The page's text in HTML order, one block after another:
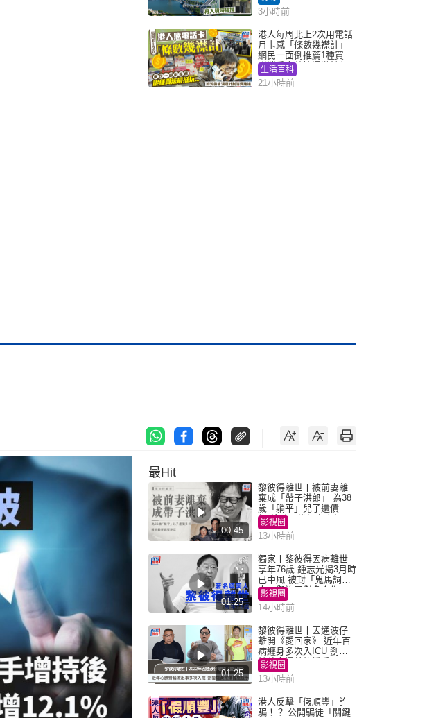
3小時前
港人每周北上2次用電話
月卡感「條數幾襟計」
網民一面倒推薦1種買法
附消委會數據漫遊計劃
消費提示
生活百科
21小時前
最Hit
00:45
黎彼得離世丨被前妻離
棄成「帶子洪郎」 為38
歲「躺平」兒子還債多
年 曾盼尋伴侶度晚年
影視圈
13小時前
01:25
獨家丨黎彼得因病離世
享年76歲 鍾志光揭3月時
已中風 被封「鬼馬詞
人」與許冠傑多合作
影視圈
14小時前
01:25
黎彼得離世丨因通波仔
離開《愛回家》 近年百
病纏身多次入ICU 劉鑾
雄黃宗澤曾施援手
影視圈
13小時前
港人反擊「假順豐」詐
騙！？ 公開騙徒「關鍵